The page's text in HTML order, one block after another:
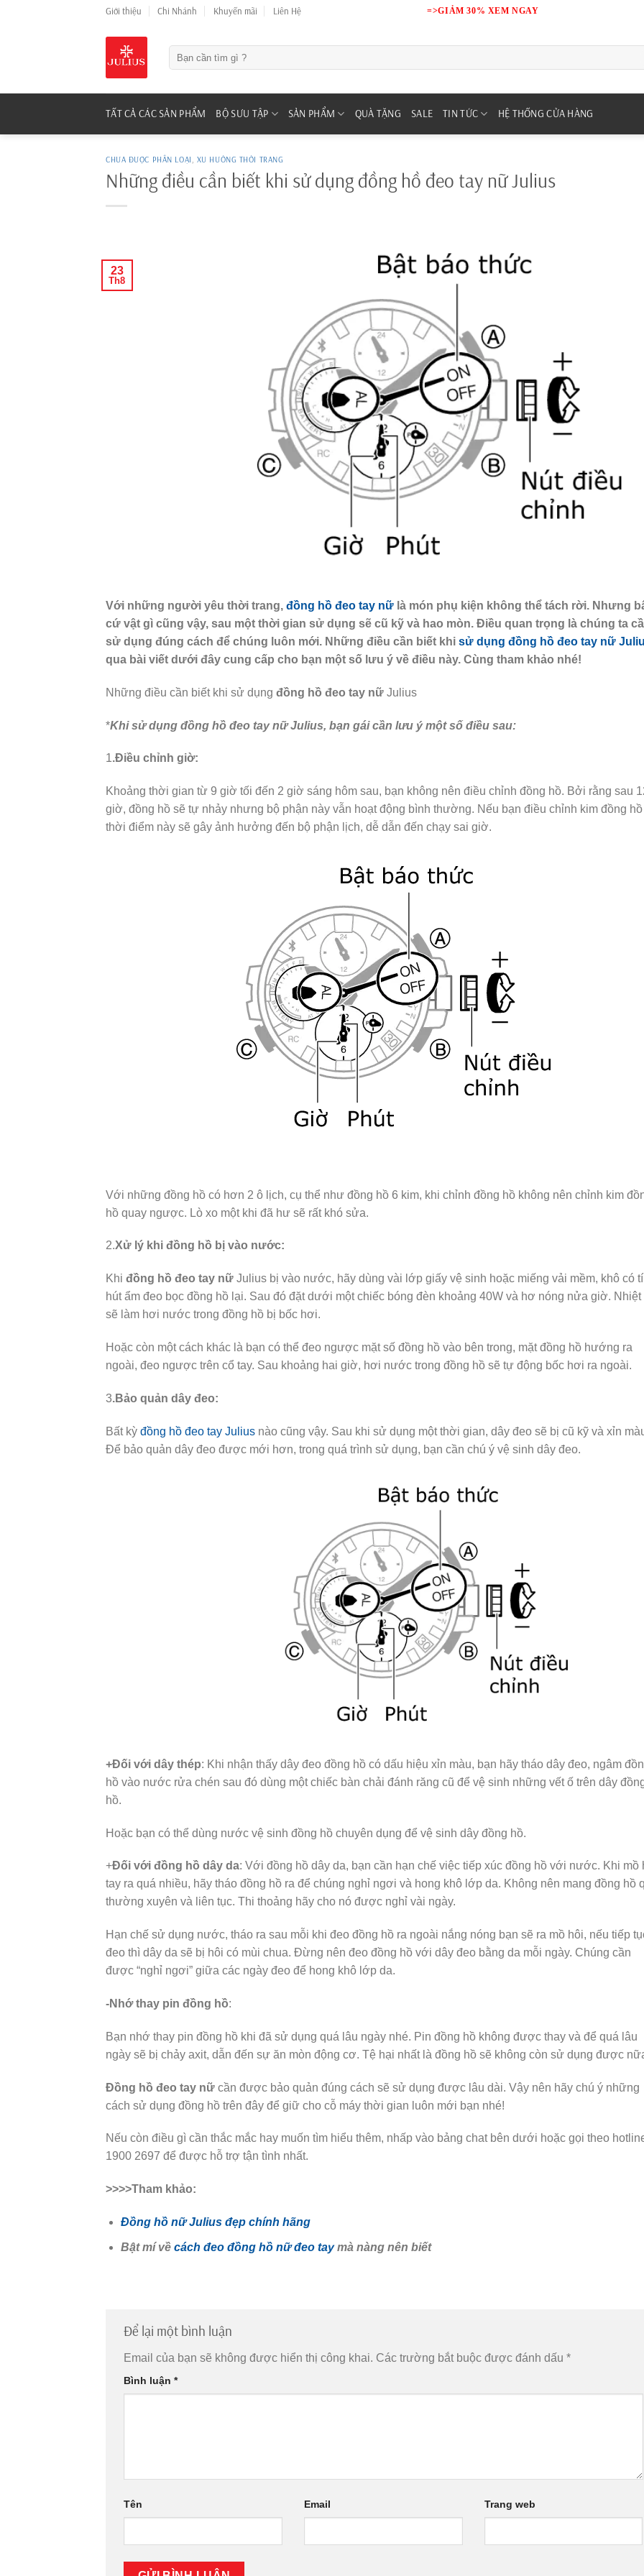
Giới thiệu Chi Nhánh Khuyến mãi Liên Hệ =>GIẢM 30% XEM NGAY
kiếm:
TẤT CẢ CÁC SẢN PHẨM BỘ SƯU TẬP SẢN PHẨM QUÀ TẶNG SALE TIN TỨC HỆ THỐNG CỬA HÀNG
CHƯA ĐƯỢC PHÂN LOẠI , XU HƯỚNG THỜI TRANG
Những điều cần biết khi sử dụng đồng hồ đeo tay nữ Julius
23
Th8
Với những người yêu thời trang, đồng hồ đeo tay nữ là món phụ kiện không thể tách rời. Nhưng
cứ vật gì cũng vậy, sau một thời gian sử dụng sẽ cũ kỹ và hao mòn. Điều quan trọng là chúng ta
sử dụng đúng cách để chúng luôn mới. Những điều cần biết khi sử dụng đồng hồ đeo tay nữ
qua bài viết dưới đây cung cấp cho bạn một số lưu ý về điều này. Cùng tham khảo nhé!
Những điều cần biết khi sử dụng đồng hồ đeo tay nữ Julius
*Khi sử dụng đồng hồ đeo tay nữ Julius, bạn gái cần lưu ý một số điều sau:
1.Điều chỉnh giờ:
Khoảng thời gian từ 9 giờ tối đến 2 giờ sáng hôm sau, bạn không nên điều chỉnh đồng hồ. Bởi rằng sau
giờ, đồng hồ sẽ tự nhảy nhưng bộ phận này vẫn hoạt động bình thường. Nếu bạn điều chỉnh kim đồng hồ
thời điểm này sẽ gây ảnh hưởng đến bộ phận lịch, dễ dẫn đến chạy sai giờ.
Với những đồng hồ có hơn 2 ô lịch, cụ thể như đồng hồ 6 kim, khi chỉnh đồng hồ không nên chỉnh kim
hồ quay ngược. Lò xo một khi đã hư sẽ rất khó sửa.
2.Xử lý khi đồng hồ bị vào nước:
Khi đồng hồ đeo tay nữ Julius bị vào nước, hãy dùng vài lớp giấy vệ sinh hoặc miếng vải mềm, khô có
hút ẩm đeo bọc đồng hồ lại. Sau đó đặt dưới một chiếc bóng đèn khoảng 40W và hơ nóng nửa giờ. Nhiệt
sẽ làm hơi nước trong đồng hồ bị bốc hơi.
Hoặc còn một cách khác là bạn có thể đeo ngược mặt số đồng hồ vào bên trong, mặt đồng hồ hướng ra
ngoài, đeo ngược trên cổ tay. Sau khoảng hai giờ, hơi nước trong đồng hồ sẽ tự động bốc hơi ra ngoài.
3.Bảo quản dây đeo:
Bất kỳ đồng hồ đeo tay Julius nào cũng vậy. Sau khi sử dụng một thời gian, dây đeo sẽ bị cũ kỹ và xỉn
Để bảo quản dây đeo được mới hơn, trong quá trình sử dụng, bạn cần chú ý vệ sinh dây đeo.
+Đối với dây thép: Khi nhận thấy dây đeo đồng hồ có dấu hiệu xỉn màu, bạn hãy tháo dây đeo, ngâm
hồ vào nước rửa chén sau đó dùng một chiếc bàn chải đánh răng cũ để vệ sinh những vết ố trên dây
hồ.
Hoặc bạn có thể dùng nước vệ sinh đồng hồ chuyên dụng để vệ sinh dây đồng hồ.
+Đối với đồng hồ dây da: Với đồng hồ dây da, bạn cần hạn chế việc tiếp xúc đồng hồ với nước. Khi mồ
tay ra quá nhiều, hãy tháo đồng hồ ra để chúng nghỉ ngơi và hong khô lớp da. Không nên mang đồng hồ
thường xuyên và liên tục. Thi thoảng hãy cho nó được nghỉ vài ngày.
Hạn chế sử dụng nước, tháo ra sau mỗi khi đeo đồng hồ ra ngoài nắng nóng bạn sẽ ra mồ hôi, nếu tiếp
đeo thì dây da sẽ bị hôi có mùi chua. Đừng nên đeo đồng hồ với dây đeo bằng da mỗi ngày. Chúng cần
được “nghỉ ngơi” giữa các ngày đeo để hong khô lớp da.
-Nhớ thay pin đồng hồ:
Bạn nhớ thay pin đồng hồ khi đã sử dụng quá lâu ngày nhé. Pin đồng hồ không được thay và để quá lâu
ngày sẽ bị chảy axit, dẫn đến sự ăn mòn động cơ. Tệ hại nhất là đồng hồ sẽ không còn sử dụng được
Đồng hồ đeo tay nữ cần được bảo quản đúng cách sẽ sử dụng được lâu dài. Vậy nên hãy chú ý những
cách sử dụng đồng hồ trên đây để giữ cho cỗ máy thời gian luôn mới bạn nhé!
Nếu còn điều gì cần thắc mắc hay muốn tìm hiểu thêm, nhấp vào bảng chat bên dưới hoặc gọi theo
1900 2697 để được hỗ trợ tận tình nhất.
>>>>Tham khảo:
Đồng hồ nữ Julius đẹp chính hãng
Bật mí về cách đeo đồng hồ nữ đeo taymà nàng nên biết
Để lại một bình luận
Email của bạn sẽ không được hiển thị công khai. Các trường bắt buộc được đánh dấu *
Bình luận *
Tên Email Trang web